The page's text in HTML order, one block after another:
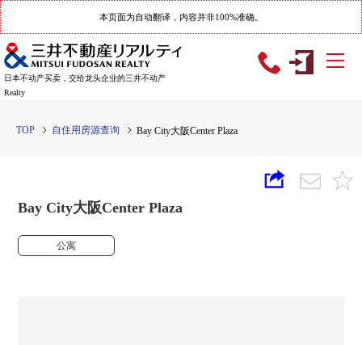
本页面为自动翻译，内容并非100%准确。
日本不动产买卖，交给龙头企业的三井不动产
Realty
TOP 自住用房源查询 Bay City大阪Center Plaza
Bay City大阪Center Plaza
公寓